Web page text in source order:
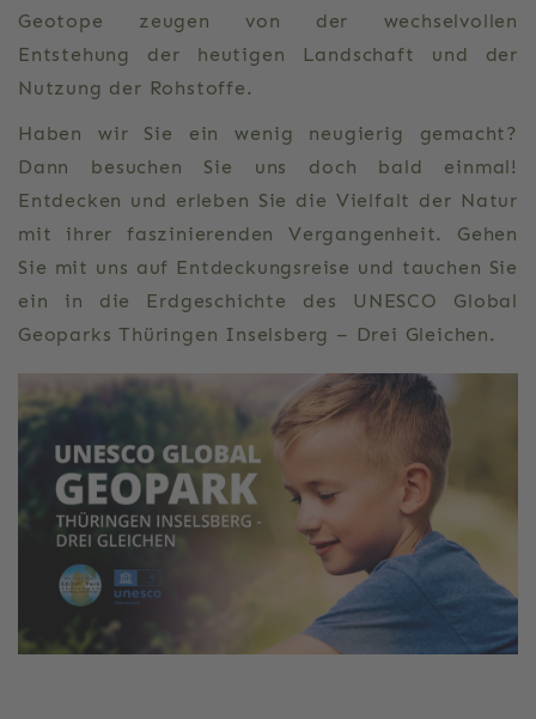
Geotope zeugen von der wechselvollen
Entstehung der heutigen Landschaft und der
Nutzung der Rohstoffe.
Haben wir Sie ein wenig neugierig gemacht?
Dann besuchen Sie uns doch bald einmal!
Entdecken und erleben Sie die Vielfalt der Natur
mit ihrer faszinierenden Vergangenheit. Gehen
Sie mit uns auf Entdeckungsreise und tauchen Sie
ein in die Erdgeschichte des UNESCO Global
Geoparks Thüringen Inselsberg – Drei Gleichen.